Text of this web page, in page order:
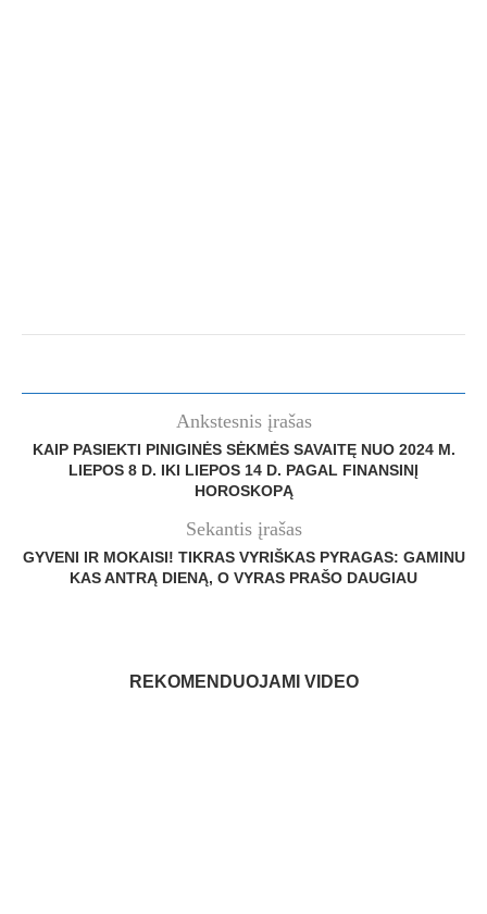
Ankstesnis įrašas
KAIP PASIEKTI PINIGINĖS SĖKMĖS SAVAITĘ NUO 2024 M.
LIEPOS 8 D. IKI LIEPOS 14 D. PAGAL FINANSINĮ
HOROSKOPĄ
Sekantis įrašas
GYVENI IR MOKAISI! TIKRAS VYRIŠKAS PYRAGAS: GAMINU
KAS ANTRĄ DIENĄ, O VYRAS PRAŠO DAUGIAU
REKOMENDUOJAMI VIDEO